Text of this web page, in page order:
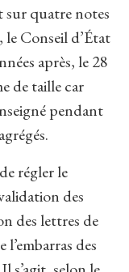
sur quatre notes
le Conseil d’État
après, le 28
de taille car
pendant
régler le
des
des lettres de
des